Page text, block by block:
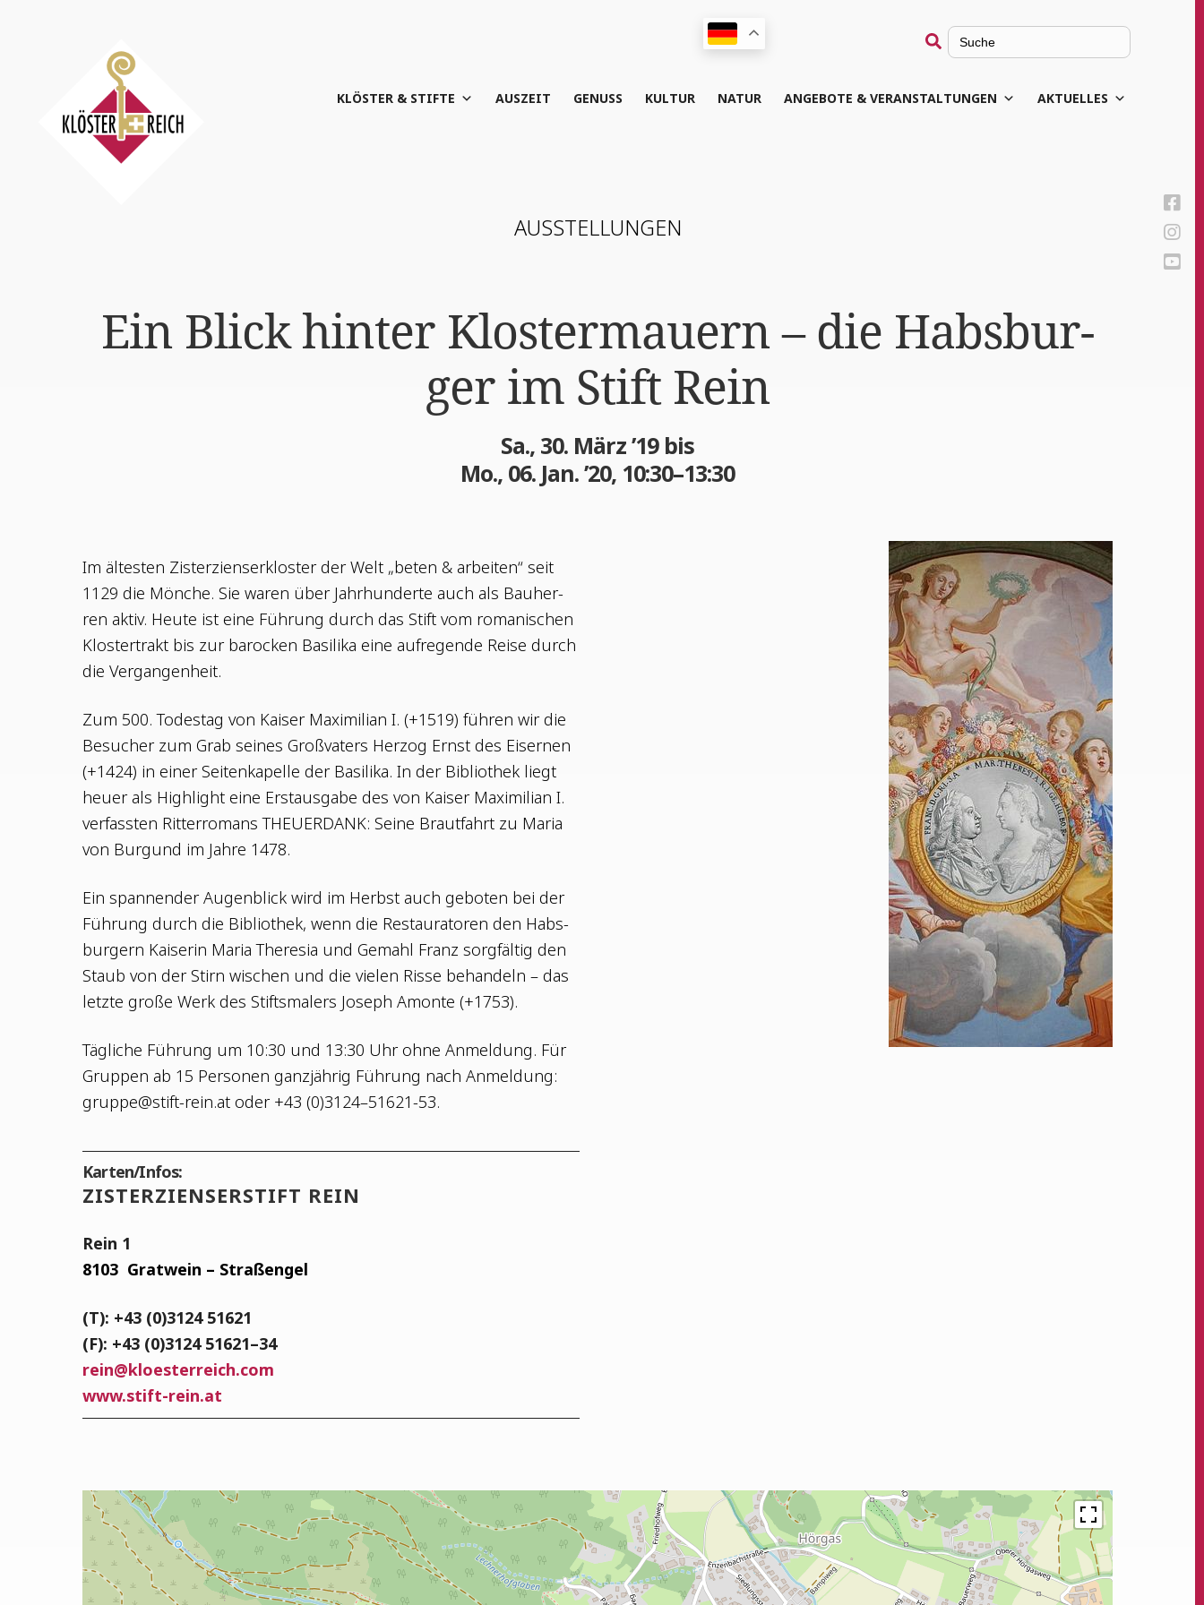
KLÖS­TER & STIFTE AUS­ZEIT GENUSS KUL­TUR NATUR ANGEBOTE & VERANSTALTUNGEN AKTUELLES
AUS­STEL­LUN­GEN
Ein Blick hin­ter Klos­ter­mau­ern – die Habs­bur­
ger im Stift Rein
Sa., 30. März ’19 bis
Mo., 06. Jan. ’20, 10:30–13:30
Im ältes­ten Zis­ter­zi­en­ser­klos­ter der Welt „beten & arbei­ten“ seit
1129 die Mön­che. Sie waren über Jahr­hun­der­te auch als Bau­her­
ren aktiv. Heu­te ist eine Füh­rung durch das Stift vom roma­ni­schen
Klos­ter­trakt bis zur baro­cken Basi­li­ka eine auf­re­gen­de Rei­se durch
die Vergangenheit.
Zum 500. Todes­tag von Kai­ser Maxi­mi­li­an I. (+1519) füh­ren wir die
Besu­cher zum Grab sei­nes Groß­va­ters Her­zog Ernst des Eiser­nen
(+1424) in einer Sei­ten­ka­pel­le der Basi­li­ka. In der Biblio­thek liegt
heu­er als High­light eine Erst­aus­ga­be des von Kai­ser Maxi­mi­li­an I.
ver­fass­ten Rit­ter­ro­mans THEUERDANK: Sei­ne Braut­fahrt zu Maria
von Bur­gund im Jah­re 1478.
Ein span­nen­der Augen­blick wird im Herbst auch gebo­ten bei der
Füh­rung durch die Biblio­thek, wenn die Restau­ra­to­ren den Habs­
bur­gern Kai­se­rin Maria The­re­sia und Gemahl Franz sorg­fäl­tig den
Staub von der Stirn wischen und die vie­len Ris­se behan­deln – das
letz­te gro­ße Werk des Stifts­ma­lers Joseph Amon­te (+1753).
Täg­li­che Füh­rung um 10:30 und 13:30 Uhr ohne Anmel­dung. Für
Grup­pen ab 15 Per­so­nen ganz­jäh­rig Füh­rung nach Anmel­dung:
gruppe@stift-rein.at oder +43 (0)3124–51621-53.
Karten/Infos:
ZIS­TER­ZI­EN­SER­STIFT REIN
Rein 1
8103 Grat­wein – Straßengel
(T): +43 (0)3124 51621
(F): +43 (0)3124 51621–34
rein@kloesterreich.com
www.stift-rein.at